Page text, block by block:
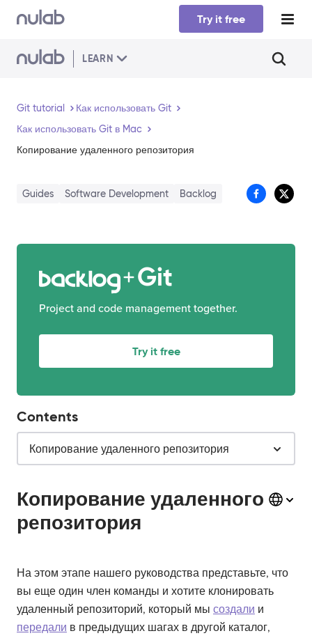
Skip to main content
Try it free
LEARN
Git tutorial
Как использовать Git
Как использовать Git в Mac
Копирование удаленного репозитория
Guides Software Development Backlog
Git
Project and code management together.
Try it free
Копирование удаленного
репозитория
На этом этапе нашего руководства представьте, что
вы еще один член команды и хотите клонировать
удаленный репозиторий, который мы создали и
передали в предыдущих шагах в другой каталог,
Contents
Копирование удаленного репозитория